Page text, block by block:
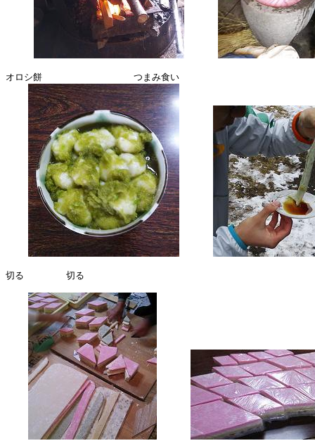
オロシ餅　　　　　　　　　　つまみ食い
切る 　　　　切る